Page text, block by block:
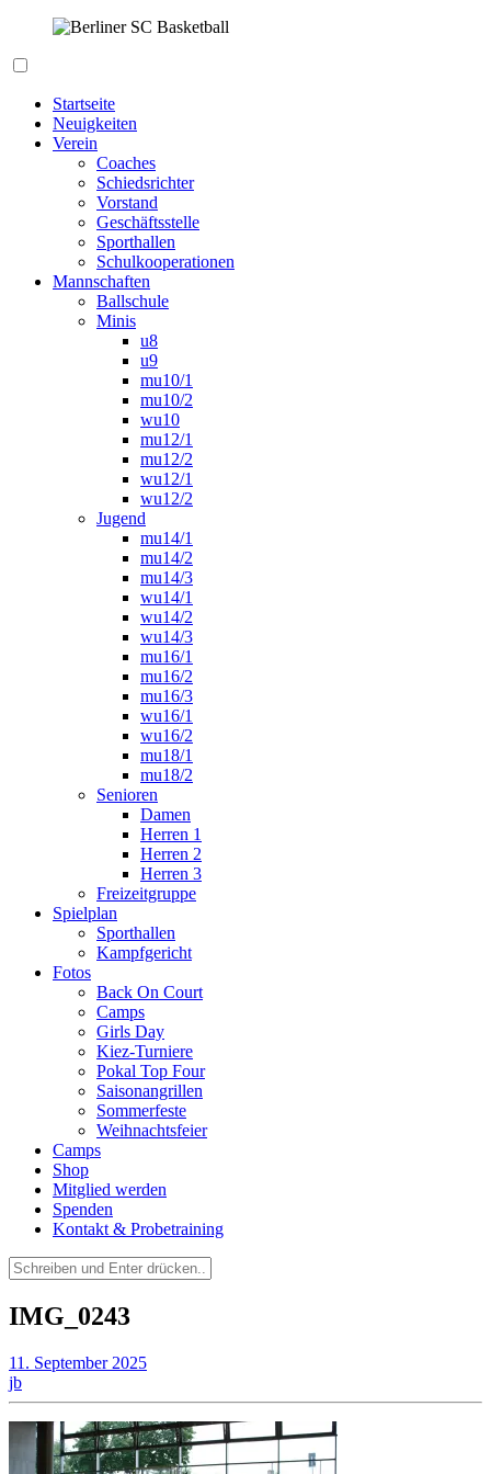
springen
Startseite
Neuigkeiten
Verein
Coaches
Schiedsrichter
Vorstand
Geschäftsstelle
Sporthallen
Schulkooperationen
Mannschaften
Ballschule
Minis
u8
u9
mu10/1
mu10/2
wu10
mu12/1
mu12/2
wu12/1
wu12/2
Jugend
mu14/1
mu14/2
mu14/3
wu14/1
wu14/2
wu14/3
mu16/1
mu16/2
mu16/3
wu16/1
wu16/2
mu18/1
mu18/2
Senioren
Damen
Herren 1
Herren 2
Herren 3
Freizeitgruppe
Spielplan
Sporthallen
Kampfgericht
Fotos
Back On Court
Camps
Girls Day
Kiez-Turniere
Pokal Top Four
Saisonangrillen
Sommerfeste
Weihnachtsfeier
Camps
Shop
Mitglied werden
Spenden
Kontakt & Probetraining
Suchen
nach:
IMG_0243
11. September 2025
jb